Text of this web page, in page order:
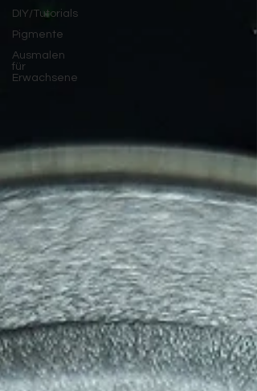
DIY/Tutorials
Pigmente
Ausmalen
für
Erwachsene